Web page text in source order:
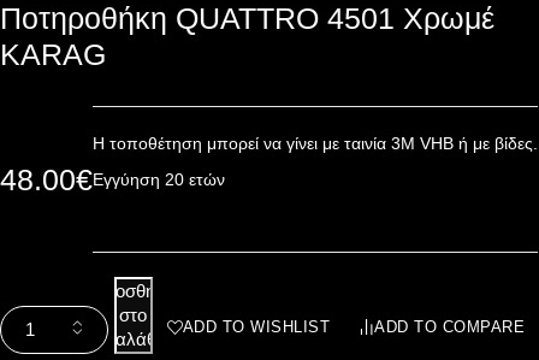
Ποτηροθήκη QUATTRO 4501 Χρωμέ
KARAG
48.00€
Η τοποθέτηση μπορεί να γίνει με ταινία 3Μ VHB ή με βίδες.
Εγγύηση 20 ετών
Προσθήκη
στο
καλάθι
ADD TO WISHLIST ADD TO COMPARE